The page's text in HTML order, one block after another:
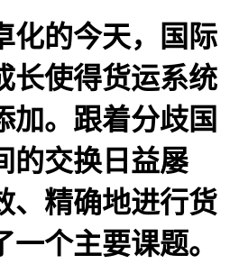
的今天，国际
长使得货运系统
加。跟着分歧国
的交换日益屡
、精确地进行货
个主要课题。